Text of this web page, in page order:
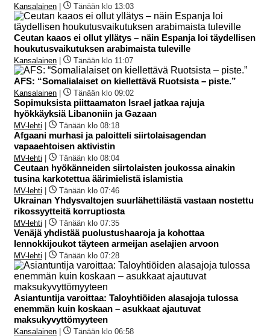
Kansalainen Tänään klo 13:03
Ceutan kaaos ei ollut yllätys – näin Espanja loi täydellisen
houkutusvaikutuksen arabimaista tuleville
Kansalainen Tänään klo 11:07
AFS: “Somalialaiset on kiellettävä Ruotsista – piste.”
Kansalainen Tänään klo 09:02
Sopimuksista piittaamaton Israel jatkaa rajuja
hyökkäyksiä Libanoniin ja Gazaan
MV-lehti Tänään klo 08:18
Afgaani murhasi ja paloitteli siirtolaisagendan
vapaaehtoisen aktivistin
MV-lehti Tänään klo 08:04
Ceutaan hyökänneiden siirtolaisten joukossa ainakin
tusina karkotettua äärimielistä islamistia
MV-lehti Tänään klo 07:46
Ukrainan Yhdysvaltojen suurlähettilästä vastaan nostettu
rikossyytteitä korruptiosta
MV-lehti Tänään klo 07:35
Venäjä yhdistää puolustushaaroja ja kohottaa
lennokkijoukot täyteen armeijan aselajien arvoon
MV-lehti Tänään klo 07:28
Asiantuntija varoittaa: Taloyhtiöiden alasajoja tulossa
enemmän kuin koskaan – asukkaat ajautuvat
maksukyvyttömyyteen
Kansalainen Tänään klo 06:58